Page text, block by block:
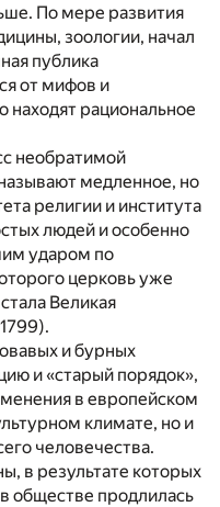
По мере развития
зоологии, начал
публика
от мифов и
находят рациональное
необратимой
медленное, но
религии и института
людей и особенно
ударом по
церковь уже
Великая
и бурных
и «старый порядок»,
в европейском
климате, но и
человечества.
в результате которых
обществе продлилась